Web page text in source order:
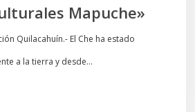
Mapuche»
Quilacahuín.- El Che ha estado
a la tierra y desde…